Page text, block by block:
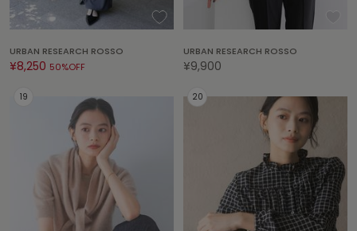
miies miim
ミーエスミーム
Mila Owen
ミラオーウェン
ミュシャ
NEW Balance
URBAN RESEARCH ROSSO
¥8,250 50%OFF
URBAN RESEARCH ROSSO
¥9,900